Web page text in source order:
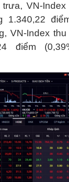
VN-Index
1.340,22
VN-Index
điểm